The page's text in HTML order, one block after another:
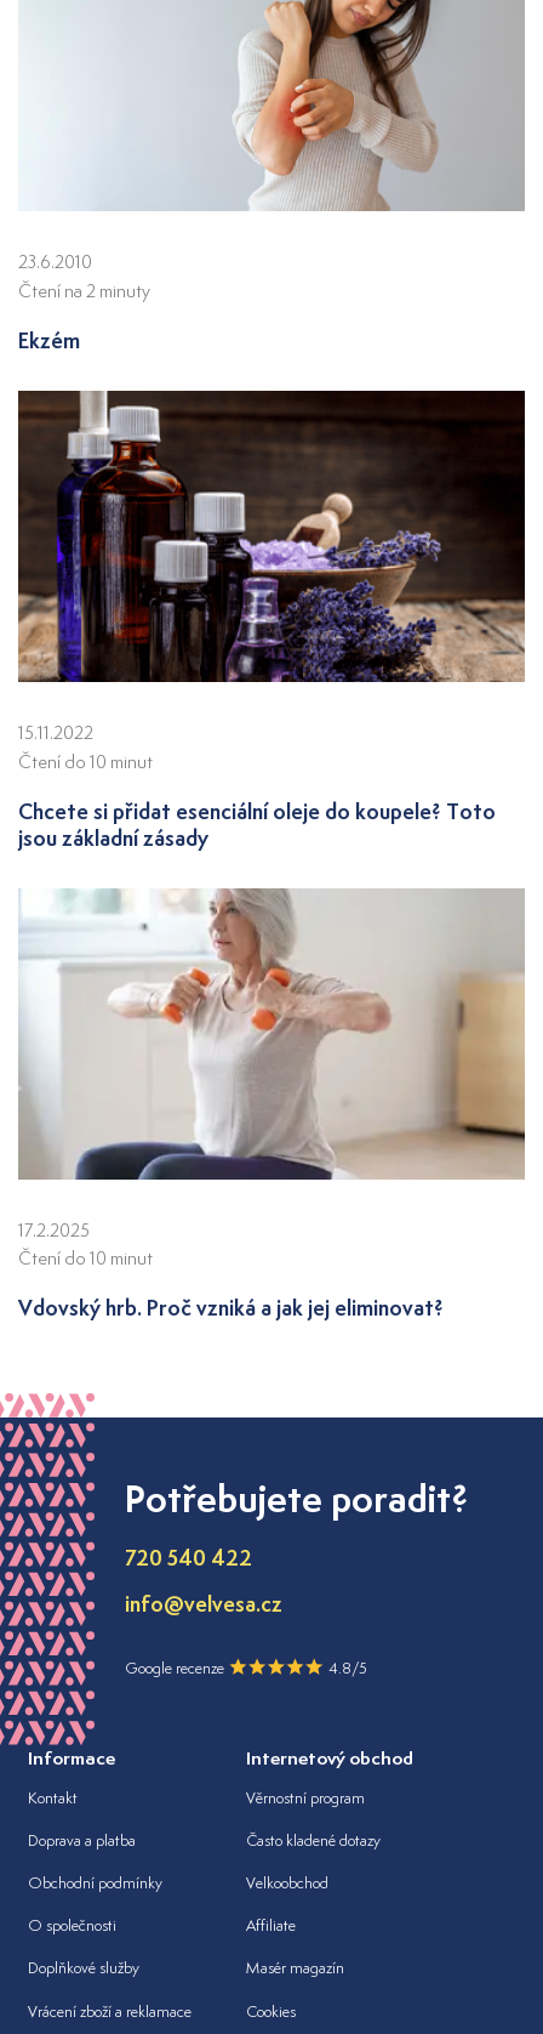
23.6.2010
Čtení na 2 minuty
Ekzém
15.11.2022
Čtení do 10 minut
Chcete si přidat esenciální oleje do koupele? Toto
jsou základní zásady
17.2.2025
Čtení do 10 minut
Vdovský hrb. Proč vzniká a jak jej eliminovat?
Potřebujete poradit?
720 540 422
info@velvesa.cz
Google recenze 4.8/5
Informace
Kontakt
Doprava a platba
Obchodní podmínky
O společnosti
Doplňkové služby
Vrácení zboží a reklamace
Internetový obchod
Věrnostní program
Často kladené dotazy
Velkoobchod
Affiliate
Masér magazín
Cookies